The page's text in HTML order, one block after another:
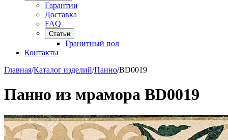
Гарантии
Доставка
FAQ
Статьи
Гранитный пол
Контакты
Главная/Каталог изделий/Панно/BD0019
Панно из мрамора BD0019